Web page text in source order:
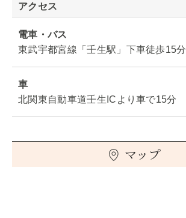
アクセス
電車・バス
東武宇都宮線「壬生駅」下車徒歩15分
車
北関東自動車道壬生ICより車で15分
マップ